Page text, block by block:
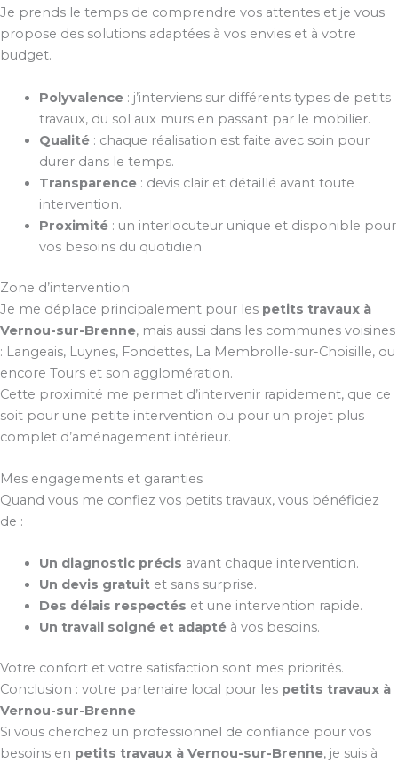
Je prends le temps de comprendre vos attentes et je vous
propose des solutions adaptées à vos envies et à votre
budget.
Polyvalence: j’interviens sur différents types de petits
travaux, du sol aux murs en passant par le mobilier.
Qualité: chaque réalisation est faite avec soin pour
durer dans le temps.
Transparence: devis clair et détaillé avant toute
intervention.
Proximité: un interlocuteur unique et disponible pour
vos besoins du quotidien.
Zone d’intervention
Je me déplace principalement pour les petits travaux à
Vernou-sur-Brenne, mais aussi dans les communes voisines
: Langeais, Luynes, Fondettes, La Membrolle-sur-Choisille, ou
encore Tours et son agglomération.
Cette proximité me permet d’intervenir rapidement, que ce
soit pour une petite intervention ou pour un projet plus
complet d’aménagement intérieur.
Mes engagements et garanties
Quand vous me confiez vos petits travaux, vous bénéficiez
de :
Un diagnostic précis avant chaque intervention.
Un devis gratuitet sans surprise.
Des délais respectés et une intervention rapide.
Un travail soigné et adaptéà vos besoins.
Votre confort et votre satisfaction sont mes priorités.
Conclusion : votre partenaire local pour les petits travaux à
Vernou-sur-Brenne
Si vous cherchez un professionnel de confiance pour vos
besoins en petits travaux à Vernou-sur-Brenne, je suis à